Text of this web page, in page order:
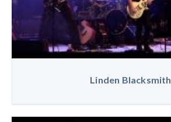
Linden Blacksmith